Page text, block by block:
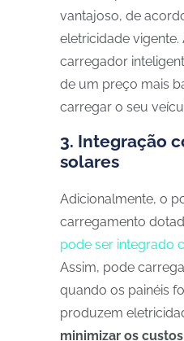
vantajoso, de
eletricidade vigente.
carregador
de um preço mais
carregar o seu
3. Integração
solares
Adicionalmente, o
carregamento
pode ser integrado
Assim, pode
quando os painéis
produzem
minimizar os